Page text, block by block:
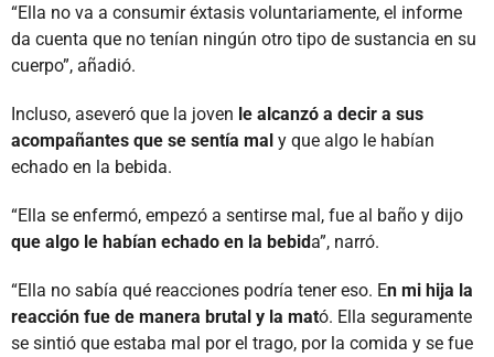
“Ella no va a consumir éxtasis voluntariamente, el informe
da cuenta que no tenían ningún otro tipo de sustancia en su
cuerpo”, añadió.
Incluso, aseveró que la joven le alcanzó a decir a sus
acompañantes que se sentía mal y que algo le habían
echado en la bebida.
“Ella se enfermó, empezó a sentirse mal, fue al baño y dijo
que algo le habían echado en la bebida”, narró.
“Ella no sabía qué reacciones podría tener eso. En mi hija la
reacción fue de manera brutal y la mató. Ella seguramente
se sintió que estaba mal por el trago, por la comida y se fue